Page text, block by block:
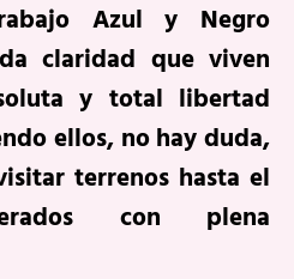
Azul y Negro
claridad que viven
y total libertad
ellos, no hay duda,
terrenos hasta el
con plena